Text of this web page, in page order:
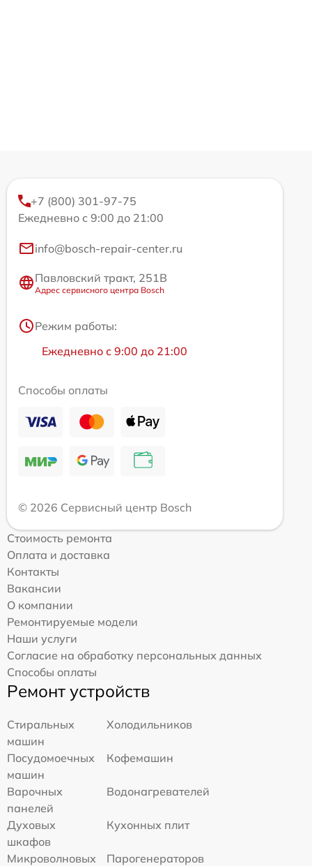
+7 (800) 301-97-75
Ежедневно с 9:00 до 21:00
info@bosch-repair-center.ru
Павловский тракт, 251В
Адрес сервисного центра Bosch
Режим работы:
Ежедневно с 9:00 до 21:00
Способы оплаты
© 2026 Сервисный центр Bosch
Стоимость ремонта
Оплата и доставка
Контакты
Вакансии
О компании
Ремонтируемые модели
Наши услуги
Согласие на обработку персональных данных
Способы оплаты
Ремонт устройств
Стиральных
машин
Холодильников
Посудомоечных
машин
Кофемашин
Варочных
панелей
Водонагревателей
Духовых
шкафов
Кухонных плит
Микроволновых
Парогенераторов